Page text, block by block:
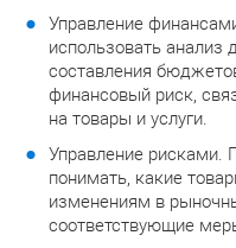
Управление
использовать анализ
составления
финансовый риск,
на товары и услуги.
Управление рисками.
понимать, какие
изменениям в
соответствующие